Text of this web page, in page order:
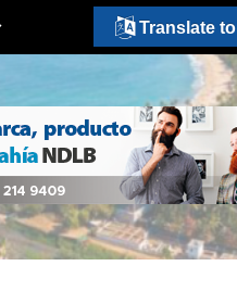
Translate to